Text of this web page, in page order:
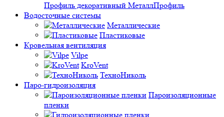
Профиль декоративный МеталлПрофиль
Водосточные системы
Металлические
Пластиковые
Кровельная вентиляция
Vilpe
KroVent
ТехноНиколь
Паро-гидроизоляция
Пароизоляционные
пленки